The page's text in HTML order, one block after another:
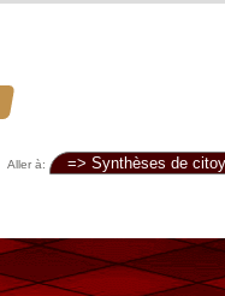
Aller à: